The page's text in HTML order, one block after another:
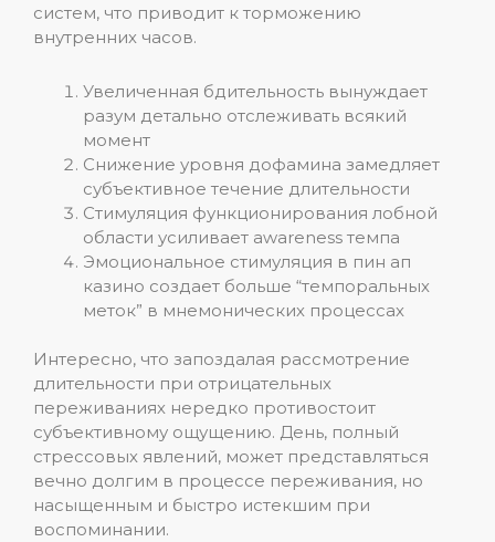
систем, что приводит к торможению
внутренних часов.
Увеличенная бдительность вынуждает
разум детально отслеживать всякий
момент
Снижение уровня дофамина замедляет
субъективное течение длительности
Стимуляция функционирования лобной
области усиливает awareness темпа
Эмоциональное стимуляция в пин ап
казино создает больше “темпоральных
меток” в мнемонических процессах
Интересно, что запоздалая рассмотрение
длительности при отрицательных
переживаниях нередко противостоит
субъективному ощущению. День, полный
стрессовых явлений, может представляться
вечно долгим в процессе переживания, но
насыщенным и быстро истекшим при
воспоминании.